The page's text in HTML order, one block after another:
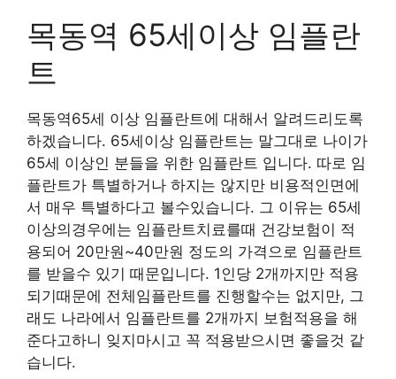
목동역 65세이상 임플란
트
목동역65세 이상 임플란트에 대해서 알려드리도록
하겠습니다. 65세이상 임플란트는 말그대로 나이가
65세 이상인 분들을 위한 임플란트 입니다. 따로 임
플란트가 특별하거나 하지는 않지만 비용적인면에
서 매우 특별하다고 볼수있습니다. 그 이유는 65세
이상의경우에는 임플란트치료를때 건강보험이 적
용되어 20만원~40만원 정도의 가격으로 임플란트
를 받을수 있기 때문입니다. 1인당 2개까지만 적용
되기때문에 전체임플란트를 진행할수는 없지만, 그
래도 나라에서 임플란트를 2개까지 보험적용을 해
준다고하니 잊지마시고 꼭 적용받으시면 좋을것 같
습니다.